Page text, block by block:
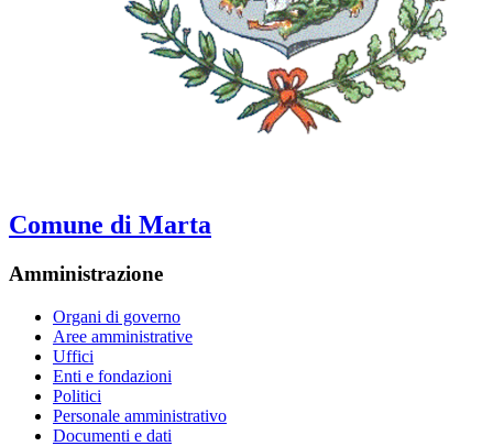
Comune di Marta
Amministrazione
Organi di governo
Aree amministrative
Uffici
Enti e fondazioni
Politici
Personale amministrativo
Documenti e dati